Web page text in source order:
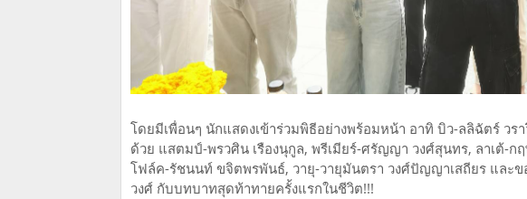
โดยมีเพื่อนๆ นักแสดงเข้าร่วมพิธีอย่างพร้อมหน้า อาทิ บิว-ลลิฉัตร์ ว
ด้วย แสตมป์-พรวศิน เรืองนุกูล, พรีเมียร์-ศรัญญา วงศ์สุนทร, ลาเต้-ก
โฟล์ค-รัชนนท์ ขจิตพรพันธ์, วายุ-วายุมันตรา วงศ์ปัญญาเสถียร และ
วงศ์ กับบทบาทสุดท้าทายครั้งแรกในชีวิต!!!